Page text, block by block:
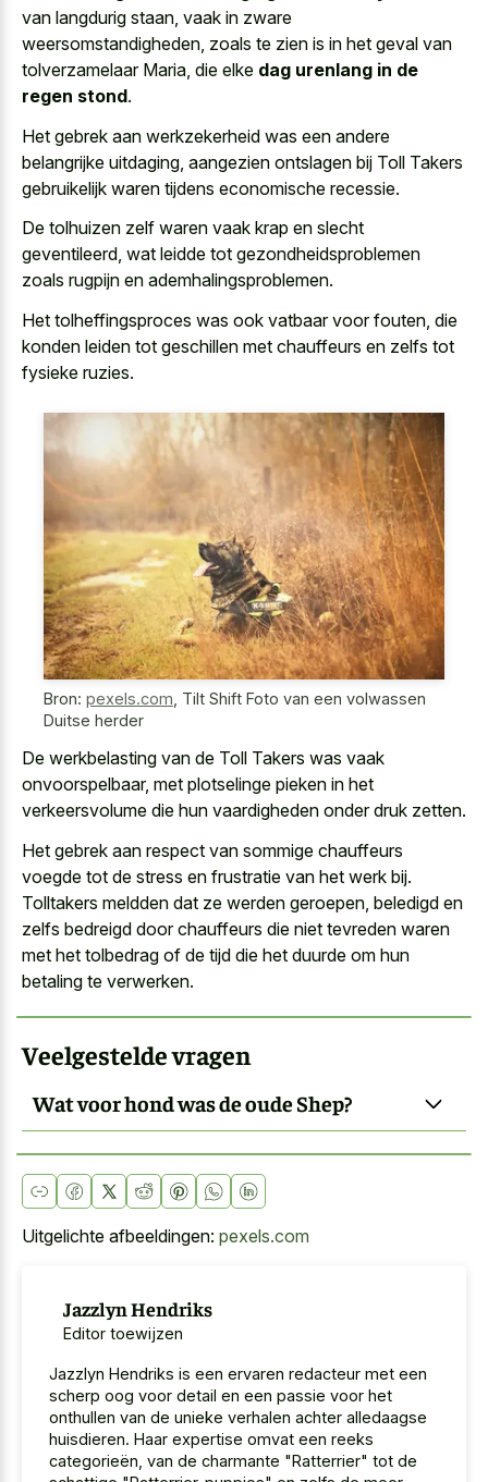
van langdurig staan, vaak in zware
weersomstandigheden, zoals te zien is in het geval van
tolverzamelaar Maria, die elke dag urenlang in de
regen stond.
Het gebrek aan werkzekerheid was een andere
belangrijke uitdaging, aangezien ontslagen bij Toll Takers
gebruikelijk waren tijdens economische recessie.
De tolhuizen zelf waren vaak krap en slecht
geventileerd, wat leidde tot gezondheidsproblemen
zoals rugpijn en ademhalingsproblemen.
Het tolheffingsproces was ook vatbaar voor fouten, die
konden leiden tot geschillen met chauffeurs en zelfs tot
fysieke ruzies.
Bron: pexels.com Tilt Shift Foto van een volwassen
Duitse herder
De werkbelasting van de Toll Takers was vaak
onvoorspelbaar, met plotselinge pieken in het
verkeersvolume die hun vaardigheden onder druk zetten.
Het gebrek aan respect van sommige chauffeurs
voegde tot de stress en frustratie van het werk bij.
Tolltakers meldden dat ze werden geroepen, beledigd en
zelfs bedreigd door chauffeurs die niet tevreden waren
met het tolbedrag of de tijd die het duurde om hun
betaling te verwerken.
Veelgestelde vragen
Wat voor hond was de oude Shep?
Uitgelichte afbeeldingen: pexels.com
Jazzlyn Hendriks
Editor toewijzen
Jazzlyn Hendriks is een ervaren redacteur met een
scherp oog voor detail en een passie voor het
onthullen van de unieke verhalen achter alledaagse
huisdieren. Haar expertise omvat een reeks
categorieën, van de charmante "Ratterrier" tot de